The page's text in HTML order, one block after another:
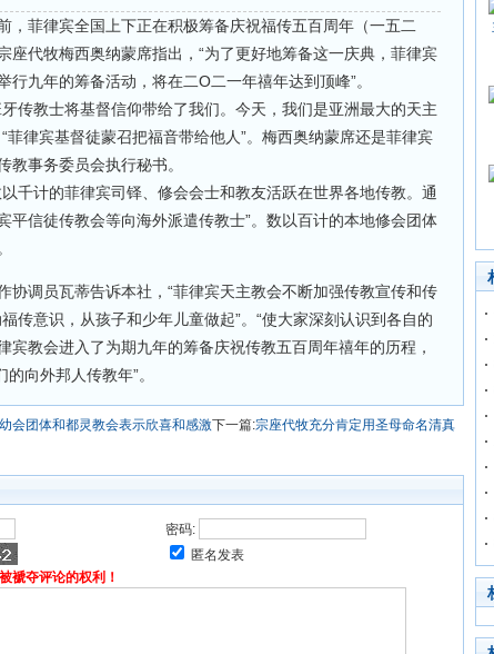
菲律宾全国上下正在积极筹备庆祝福传五百周年（一五二
座代牧梅西奥纳蒙席指出，“为了更好地筹备这一庆典，菲律宾
行九年的筹备活动，将在二O二一年禧年达到顶峰”。
传教士将基督信仰带给了我们。今天，我们是亚洲最大的天主
菲律宾基督徒蒙召把福音带给他人”。梅西奥纳蒙席还是菲律宾
教事务委员会执行秘书。
千计的菲律宾司铎、修会会士和教友活跃在世界各地传教。通
平信徒传教会等向海外派遣传教士”。数以百计的本地修会团体
协调员瓦蒂告诉本社，“菲律宾天主教会不断加强传教宣传和传
传意识，从孩子和少年儿童做起”。“使大家深刻认识到各自的
宾教会进入了为期九年的筹备庆祝传教五百周年禧年的历程，
向外邦人传教年”。
会团体和都灵教会表示欣喜和感激下一篇:宗座代牧充分肯定用圣母命名清真
密码:
匿名发表
褫夺评论的权利！